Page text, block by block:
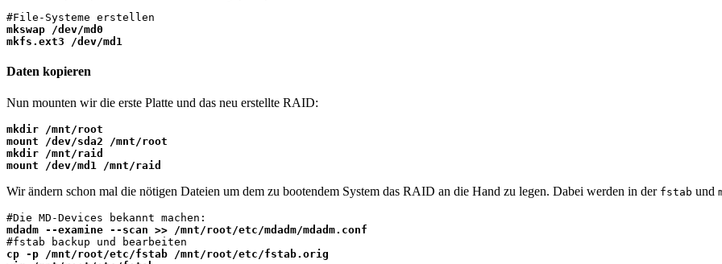
mkswap /dev/md0
mkfs.ext3 /dev/md1
Daten kopieren
Nun mounten wir die erste Platte und das neu erstellte RAID:
mkdir /mnt/root
mount /dev/sda2 /mnt/root
mkdir /mnt/raid
mount /dev/md1 /mnt/raid
Wir ändern schon mal die nötigen Dateien um dem zu bootendem System das RAID an die Hand zu legen. Dabei werden in der fstab und
mdadm --examine --scan >> /mnt/root/etc/mdadm/mdadm.conf
cp -p /mnt/root/etc/fstab /mnt/root/etc/fstab.orig